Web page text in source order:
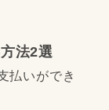
法2選
払いができ